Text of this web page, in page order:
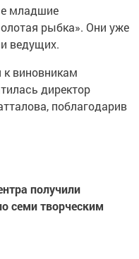
младшие
рыбка». Они уже
ведущих.
виновникам
директор
поблагодарив
получили
семи творческим